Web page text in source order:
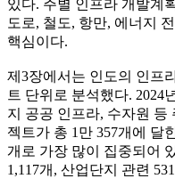
있다. 주별 인프라 개발계
도로, 철도, 항만, 에너지
핵심이다.
제3장에서는 인도의 인프
트 단위로 분석했다. 2024
지 공공 인프라, 수자원 등
젝트가 총 1만 357개에 달
개로 가장 많이 집중되어
1,117개, 산업단지 관련